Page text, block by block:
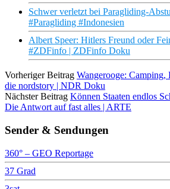
Schwer verletzt bei Paragliding-
#Paragliding #Indonesien
Albert Speer: Hitlers Freund oder
#ZDFinfo | ZDFinfo Doku
Vorheriger Beitrag Wangerooge: Camping,
die nordstory | NDR Doku
Nächster Beitrag Können Staaten endlos
Die Antwort auf fast alles | ARTE
Sender & Sendungen
360° – GEO Reportage
37 Grad